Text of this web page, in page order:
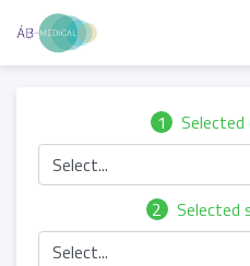
1
Select...
2
Selected
Select...